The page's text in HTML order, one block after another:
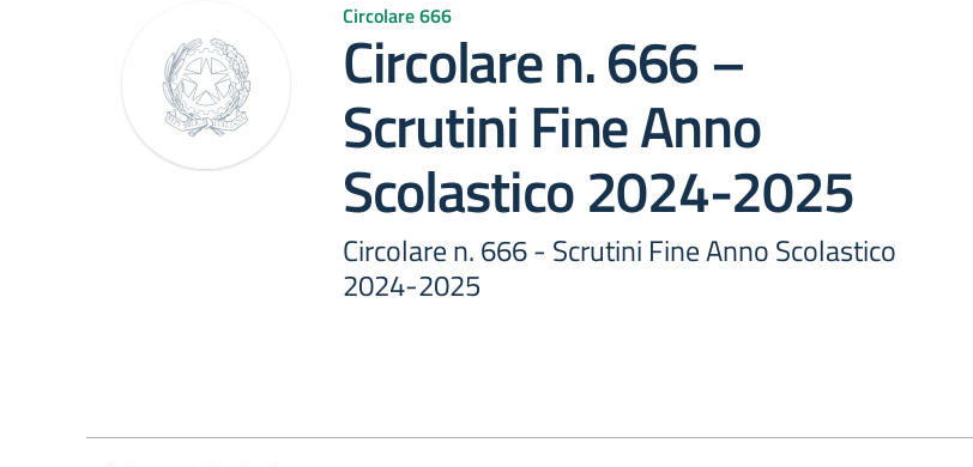
Circolare 666
Circolare n. 666 –
Scrutini Fine Anno
Scolastico 2024-2025
Circolare n. 666 - Scrutini Fine Anno Scolastico
2024-2025